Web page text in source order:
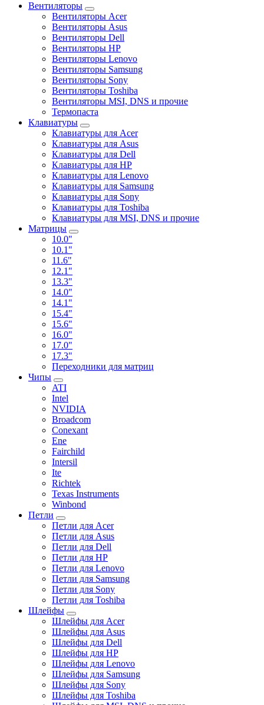
Вентиляторы
Вентиляторы Acer
Вентиляторы Asus
Вентиляторы Dell
Вентиляторы HP
Вентиляторы Lenovo
Вентиляторы Samsung
Вентиляторы Sony
Вентиляторы Toshiba
Вентиляторы MSI, DNS и прочие
Термопаста
Клавиатуры
Клавиатуры для Acer
Клавиатуры для Asus
Клавиатуры для Dell
Клавиатуры для HP
Клавиатуры для Lenovo
Клавиатуры для Samsung
Клавиатуры для Sony
Клавиатуры для Toshiba
Клавиатуры для MSI, DNS и прочие
Матрицы
10.0"
10.1"
11.6"
12.1"
13.3"
14.0"
14.1"
15.4"
15.6"
16.0"
17.0"
17.3"
Переходники для матриц
Чипы
ATI
Intel
NVIDIA
Broadcom
Conexant
Ene
Fairchild
Intersil
Ite
Richtek
Texas Instruments
Winbond
Петли
Петли для Acer
Петли для Asus
Петли для Dell
Петли для HP
Петли для Lenovo
Петли для Samsung
Петли для Sony
Петли для Toshiba
Шлейфы
Шлейфы для Acer
Шлейфы для Asus
Шлейфы для Dell
Шлейфы для HP
Шлейфы для Lenovo
Шлейфы для Samsung
Шлейфы для Sony
Шлейфы для Toshiba